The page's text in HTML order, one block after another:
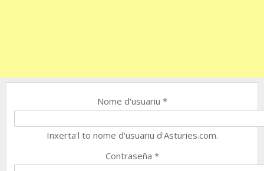
Nome d'usuariu *
Inxerta'l to nome d'usuariu d'Asturies.com.
Contraseña *